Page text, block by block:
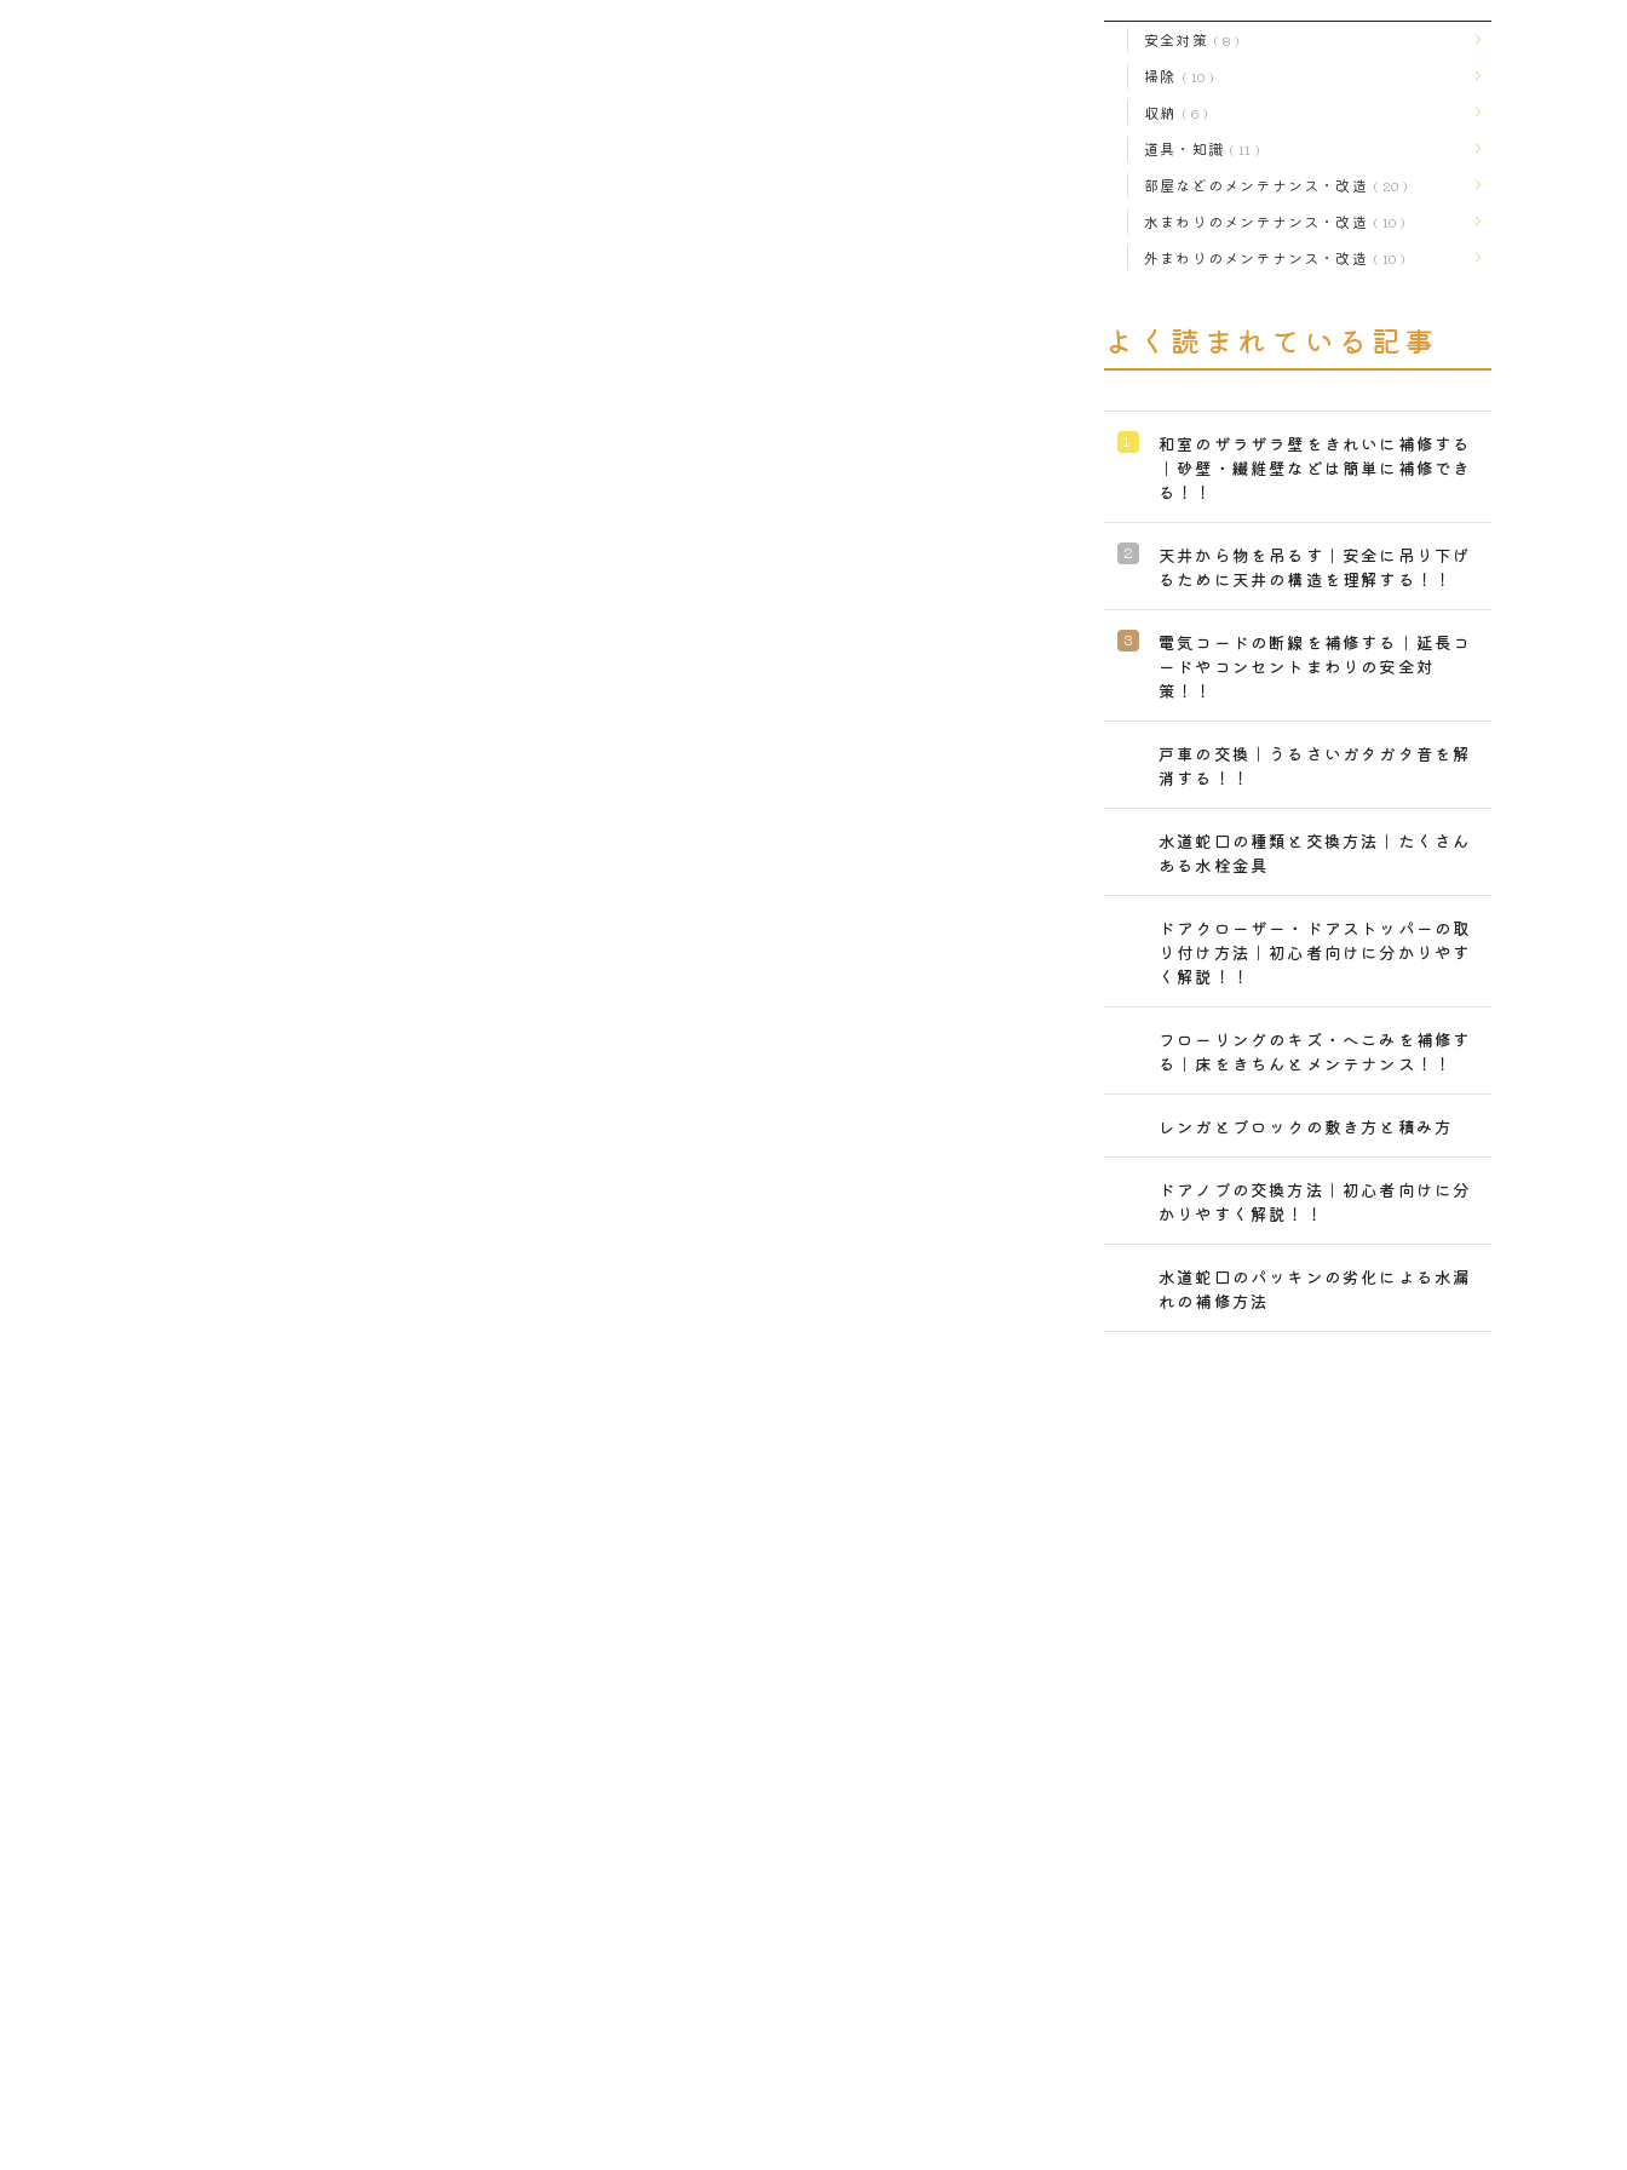
安全対策 8
掃除 10
収納 6
道具・知識 11
部屋などのメンテナンス・改造 20
水まわりのメンテナンス・改造 10
外まわりのメンテナンス・改造 10
よく読まれている記事
和室のザラザラ壁をきれいに補修する
｜砂壁・繊維壁などは簡単に補修でき
る！！
天井から物を吊るす｜安全に吊り下げ
るために天井の構造を理解する！！
電気コードの断線を補修する｜延長コ
ードやコンセントまわりの安全対
策！！
戸車の交換｜うるさいガタガタ音を解
消する！！
水道蛇口の種類と交換方法｜たくさん
ある水栓金具
ドアクローザー・ドアストッパーの取
り付け方法｜初心者向けに分かりやす
く解説！！
フローリングのキズ・へこみを補修す
る｜床をきちんとメンテナンス！！
レンガとブロックの敷き方と積み方
ドアノブの交換方法｜初心者向けに分
かりやすく解説！！
水道蛇口のパッキンの劣化による水漏
れの補修方法